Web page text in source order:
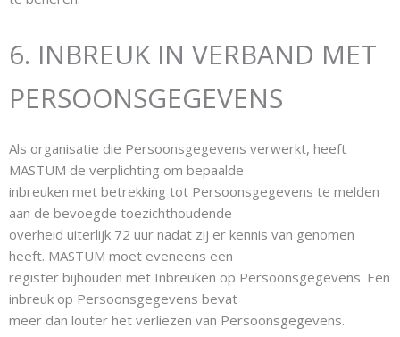
6. INBREUK IN VERBAND MET
PERSOONSGEGEVENS
Als organisatie die Persoonsgegevens verwerkt, heeft
MASTUM de verplichting om bepaalde
inbreuken met betrekking tot Persoonsgegevens te melden
aan de bevoegde toezichthoudende
overheid uiterlijk 72 uur nadat zij er kennis van genomen
heeft. MASTUM moet eveneens een
register bijhouden met Inbreuken op Persoonsgegevens. Een
inbreuk op Persoonsgegevens bevat
meer dan louter het verliezen van Persoonsgegevens.